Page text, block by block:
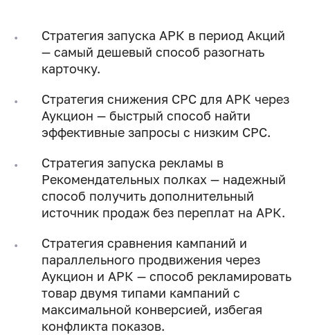
Стратегия запуска АРК в период Акций
— самый дешевый способ разогнать
карточку.
Стратегия снижения CPC для АРК через
Аукцион — быстрый способ найти
эффективные запросы с низким CPC.
Стратегия запуска рекламы в
Рекомендательных полках — надежный
способ получить дополнительный
источник продаж без переплат на АРК.
Стратегия сравнения кампаний и
параллельного продвижения через
Аукцион и АРК — способ рекламировать
товар двумя типами кампаний с
максимальной конверсией, избегая
конфликта показов.